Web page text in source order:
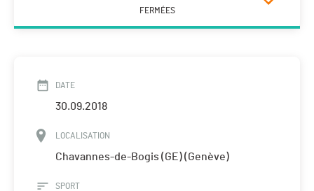
FERMÉES
DATE
30.09.2018
LOCALISATION
Chavannes-de-Bogis (GE) (Genève)
SPORT